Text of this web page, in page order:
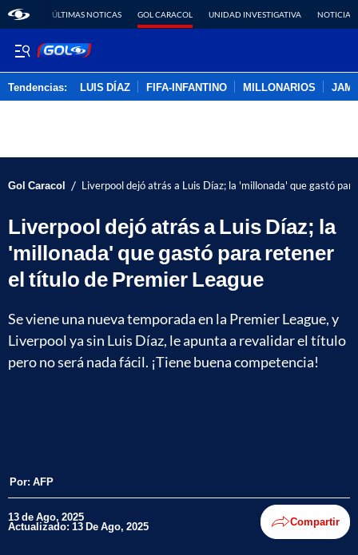
ÚLTIMAS NOTICAS GOL CARACOL UNIDAD INVESTIGATIVA NOTICIAS
Tendencias: LUIS DÍAZ FIFA-INFANTINO MILLONARIOS
Gol Caracol / Liverpool dejó atrás a Luis Díaz; la 'millonada' que gastó
Liverpool dejó atrás a Luis Díaz; la
'millonada' que gastó para retener
el título de Premier League
Se viene una nueva temporada en la Premier League, y
Liverpool ya sin Luis Díaz, le apunta a revalidar el título
pero no será nada fácil. ¡Tiene buena competencia!
Por: AFP
13 de Ago, 2025
Actualizado: 13 De Ago, 2025 Compartir